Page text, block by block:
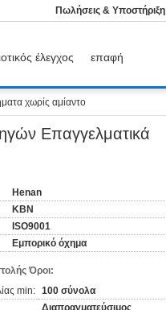
Πωλήσεις & Υποστήριξη
έλεγχος
επαφή
χωρίς αμίαντο
Επαγγελματικά
Henan
KBN
ISO9001
Εμπορικό όχημα
Όροι:
min: 100 σύνολα
Διαπραγματεύσιμος